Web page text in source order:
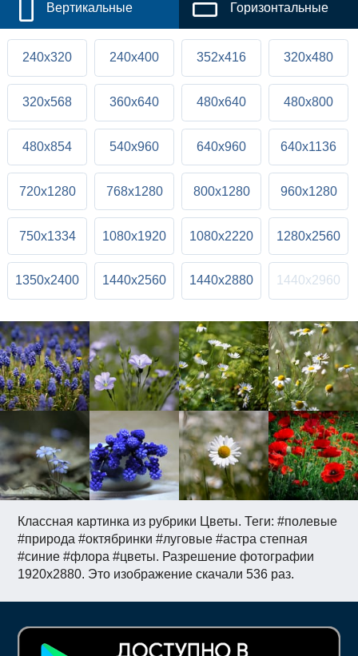
Классная картинка из рубрики Цветы. Теги: #полевые
#природа #октябринки #луговые #астра степная
#синие #флора #цветы. Разрешение фотографии
1920x2880. Это изображение скачали 536 раз.
Вертикальные Горизонтальные
240x320 240x400 352x416 320x480
320x568 360x640 480x640 480x800
480x854 540x960 640x960 640x1136
720x1280 768x1280 800x1280 960x1280
750x1334 1080x1920 1080x2220 1280x2560
1350x2400 1440x2560 1440x2880 1440x2960